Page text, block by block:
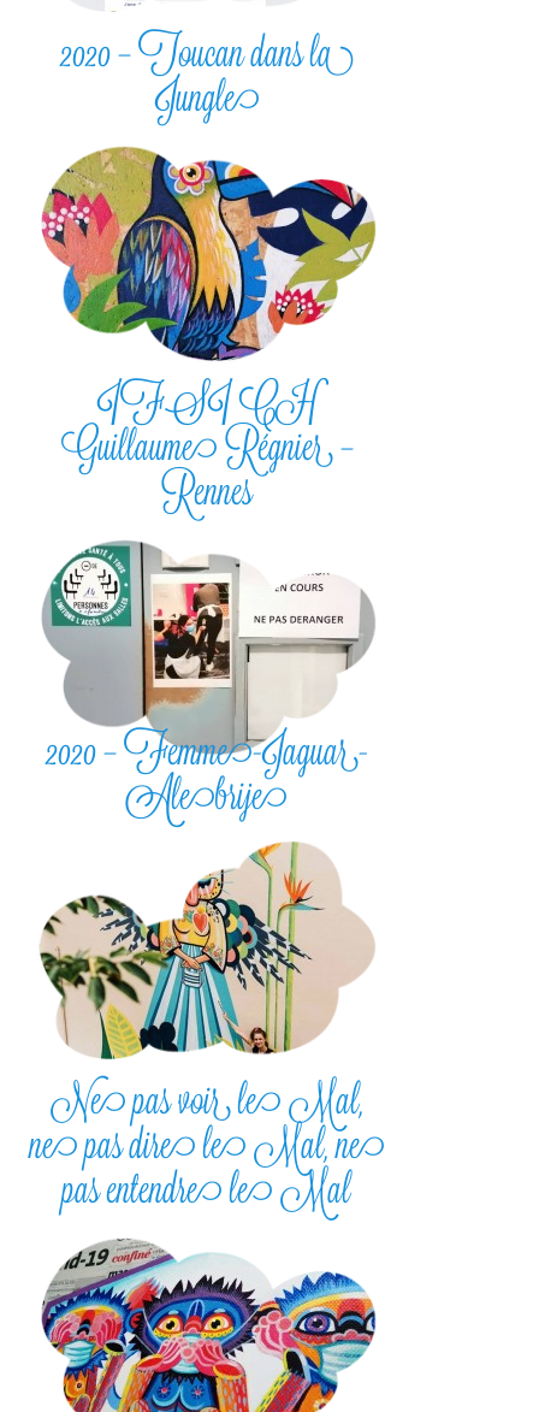
2020 – Toucan dans la
Jungle
IFSI CH
Guillaume Régnier –
Rennes
2020 – Femme-Jaguar-
Alebrije
Ne pas voir le Mal,
ne pas dire le Mal, ne
pas entendre le Mal